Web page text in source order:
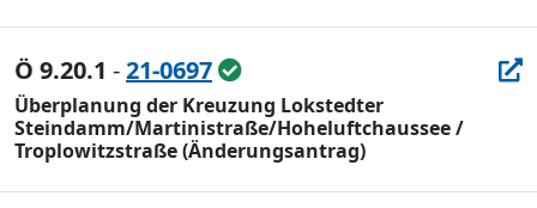
Ö 9.20.1 -21-0697
Überplanung der Kreuzung Lokstedter
Steindamm/Martinistraße/Hoheluftchaussee /
Troplowitzstraße (Änderungsantrag)